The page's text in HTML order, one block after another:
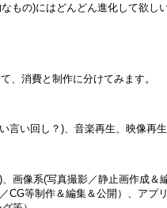
もの)にはどんどん進化して欲し
、消費と制作に分けてみます。
言い回し？)、音楽再生、映像再
画像系(写真撮影／静止画作成＆
CG等制作＆編集＆公開）、アプ